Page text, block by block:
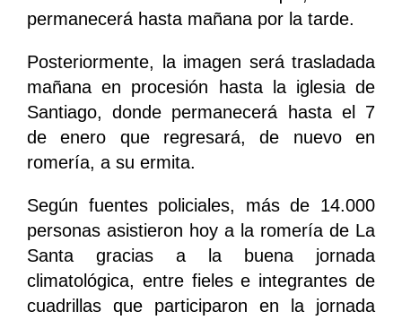
permanecerá hasta mañana por la tarde.
Posteriormente, la imagen será trasladada
mañana en procesión hasta la iglesia de
Santiago, donde permanecerá hasta el 7
de enero que regresará, de nuevo en
romería, a su ermita.
Según fuentes policiales, más de 14.000
personas asistieron hoy a la romería de La
Santa gracias a la buena jornada
climatológica, entre fieles e integrantes de
cuadrillas que participaron en la jornada